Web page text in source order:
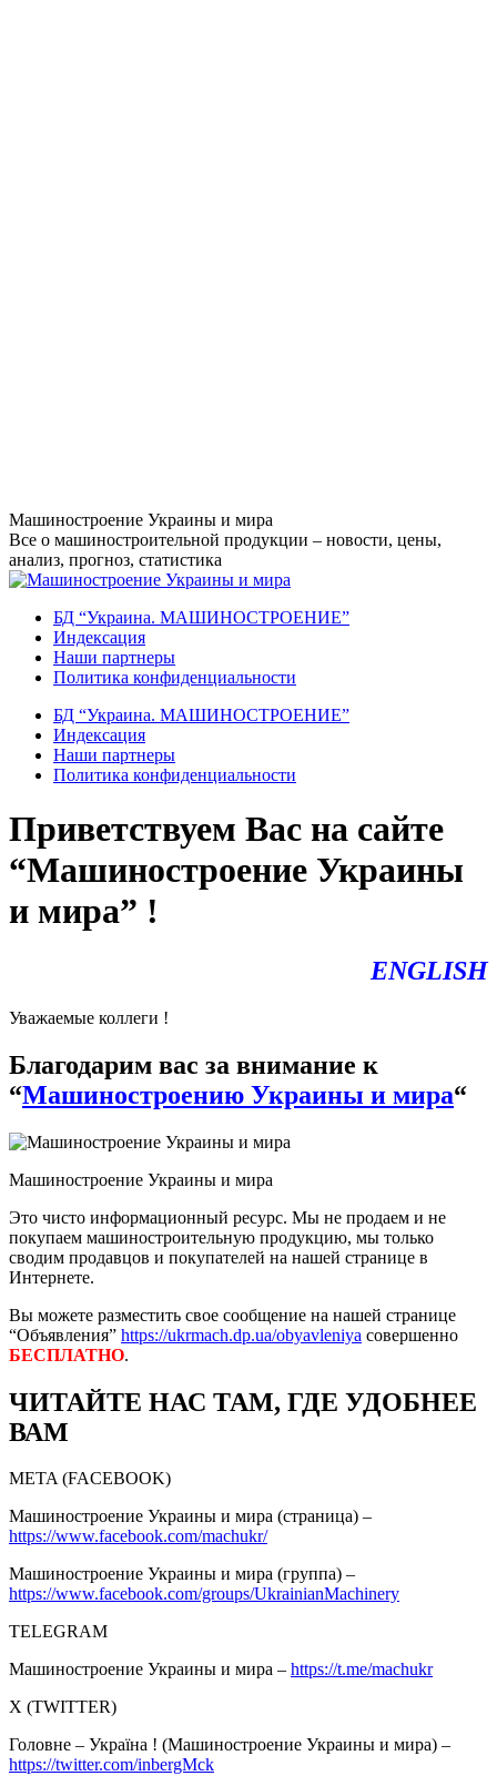
Перейти
к
содержанию
Машиностроение Украины и мира
Все о машиностроительной продукции – новости, цены,
анализ, прогноз, статистика
БД “Украина. МАШИНОСТРОЕНИЕ”
Индекcация
Наши партнеры
Политика конфиденциальности
БД “Украина. МАШИНОСТРОЕНИЕ”
Индекcация
Наши партнеры
Политика конфиденциальности
Приветствуем Вас на сайте
“Машиностроение Украины
и мира” !
ENGLISH
Уважаемые коллеги !
Благодарим вас за внимание к
“Машиностроению Украины и мира“
Машиностроение Украины и мира
Это чисто информационный ресурс. Мы не продаем и не
покупаем машиностроительную продукцию, мы только
сводим продавцов и покупателей на нашей странице в
Интернете.
Вы можете разместить свое сообщение на нашей странице
“Объявления” https://ukrmach.dp.ua/obyavleniya совершенно
БЕСПЛАТНО.
ЧИТАЙТЕ НАС ТАМ, ГДЕ УДОБНЕЕ
ВАМ
META (FACEBOOK)
Машиностроение Украины и мира (страница) –
https://www.facebook.com/machukr/
Машиностроение Украины и мира (группа) –
https://www.facebook.com/groups/UkrainianMachinery
TELEGRAM
Машиностроение Украины и мира – https://t.me/machukr
Х (TWITTER)
Головне – Україна ! (Машиностроение Украины и мира) –
https://twitter.com/inbergMck